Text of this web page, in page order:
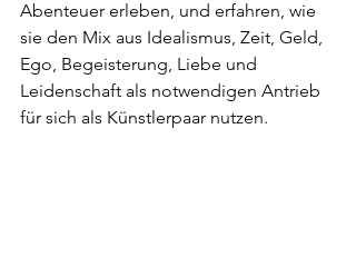
Abenteuer erleben, und erfahren, wie
sie den Mix aus Idealismus, Zeit, Geld,
Ego, Begeisterung, Liebe und
Leidenschaft als notwendigen Antrieb
für sich als Künstlerpaar nutzen.